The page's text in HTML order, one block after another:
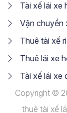
Tài xế lái xe
Vận chuyển
Thuê tài xế
Thuê lái xe
Tài xế lái xe
Copyright ©
thuê tài xế